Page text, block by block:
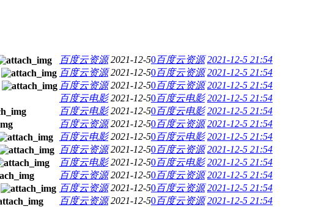
百度云资源 2021-12-50百度云资源 2021-12-5 21:54
百度云资源 2021-12-50百度云资源 2021-12-5 21:54
百度云资源 2021-12-50百度云资源 2021-12-5 21:54
百度云电影 2021-12-50百度云电影 2021-12-5 21:54
百度云电影 2021-12-50百度云电影 2021-12-5 21:54
百度云资源 2021-12-50百度云资源 2021-12-5 21:54
百度云电影 2021-12-50百度云电影 2021-12-5 21:54
百度云资源 2021-12-50百度云资源 2021-12-5 21:54
百度云电影 2021-12-50百度云电影 2021-12-5 21:54
百度云资源 2021-12-50百度云资源 2021-12-5 21:54
百度云资源 2021-12-50百度云资源 2021-12-5 21:54
百度云资源 2021-12-50百度云资源 2021-12-5 21:54